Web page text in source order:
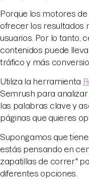
Porque los motores
ofrecer los resultados
usuarios. Por lo tanto,
contenidos puede
tráfico y más
Utiliza la herramienta
Semrush para
las palabras clave y
páginas que quieres
Supongamos que
estás pensando en
zapatillas de correr"
diferentes opciones.